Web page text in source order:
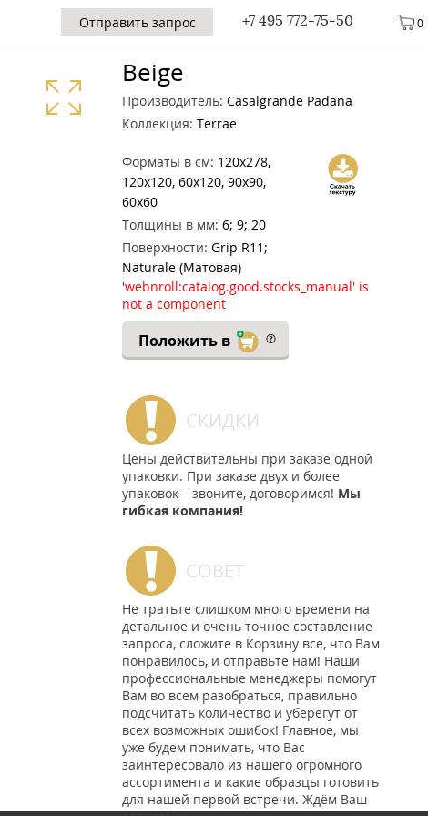
0
+7 495 772-75-50
Отправить запрос
Beige
Производитель: Casalgrande Padana
Коллекция: Terrae
Форматы в см: 120x278,
120x120, 60x120, 90x90,
60x60
Толщины в мм: 6; 9; 20
Поверхности: Grip R11;
Naturale (Матовая)
'webnroll:catalog.good.stocks_manual' is
not a component
Положить в
СКИДКИ
Цены действительны при заказе одной
упаковки. При заказе двух и более
упаковок – звоните, договоримся! Мы
гибкая компания!
СОВЕТ
Не тратьте слишком много времени на
детальное и очень точное составление
запроса, сложите в Корзину все, что Вам
понравилось, и отправьте нам! Наши
профессиональные менеджеры помогут
Вам во всем разобраться, правильно
подсчитать количество и уберегут от
всех возможных ошибок! Главное, мы
уже будем понимать, что Вас
заинтересовало из нашего огромного
ассортимента и какие образцы готовить
для нашей первой встречи. Ждём Ваш